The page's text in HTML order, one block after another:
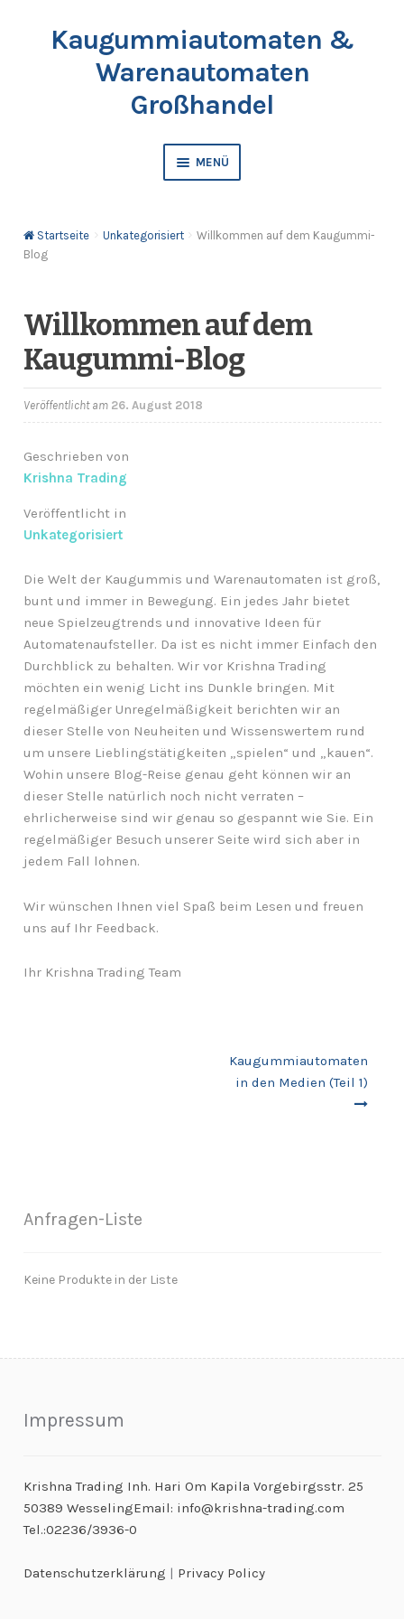
SpringeKaugummiautomaten &
Warenautomaten
Großhandel
MENÜ
Kaugummis
Kapselfüllware
Katalog & Preisliste bestellen
Startseite Unkategorisiert
Willkommen auf dem Kaugummi-
Blog
Willkommen auf dem
Kaugummi-Blog
Veröffentlicht am 26. August 2018
Geschrieben von
Krishna Trading
Veröffentlicht in
Unkategorisiert
Die Welt der Kaugummis und Warenautomaten ist groß,
bunt und immer in Bewegung. Ein jedes Jahr bietet
neue Spielzeugtrends und innovative Ideen für
Automatenaufsteller. Da ist es nicht immer Einfach den
Durchblick zu behalten. Wir vor Krishna Trading
möchten ein wenig Licht ins Dunkle bringen. Mit
regelmäßiger Unregelmäßigkeit berichten wir an
dieser Stelle von Neuheiten und Wissenswertem rund
um unsere Lieblingstätigkeiten „spielen“ und „kauen“.
Wohin unsere Blog-Reise genau geht können wir an
dieser Stelle natürlich noch nicht verraten –
ehrlicherweise sind wir genau so gespannt wie Sie. Ein
regelmäßiger Besuch unserer Seite wird sich aber in
jedem Fall lohnen.
Wir wünschen Ihnen viel Spaß beim Lesen und freuen
uns auf Ihr Feedback.
Ihr Krishna Trading Team
Kaugummiautomaten
in den Medien (Teil 1)
Anfragen-Liste
Keine Produkte in der Liste
Impressum
Krishna Trading Inh. Hari Om Kapila Vorgebirgsstr. 25
50389 WesselingEmail: info@krishna-trading.com
Tel.:02236/3936-0
Datenschutzerklärung | Privacy Policy